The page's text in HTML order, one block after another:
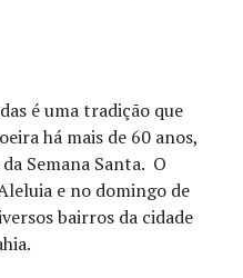
é uma tradição que
há mais de 60 anos,
Semana Santa. O
e no domingo de
bairros da cidade